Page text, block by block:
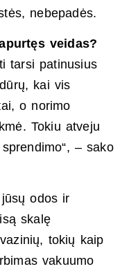
nebepadės.
veidas?
tarsi patinusius
kai vis
o norimo
Tokiu atveju
– sako
odos ir
skalę
tokių kaip
vakuumo